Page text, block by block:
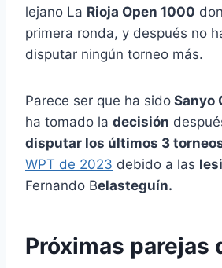
lejano La Rioja Open 1000
primera ronda, y después no
disputar ningún torneo más.
Parece ser que ha sido Sanyo
ha tomado la decisión
disputar los últimos 3
WPT de 2023 debido a las
Fernando Belasteguín.
Próximas parejas